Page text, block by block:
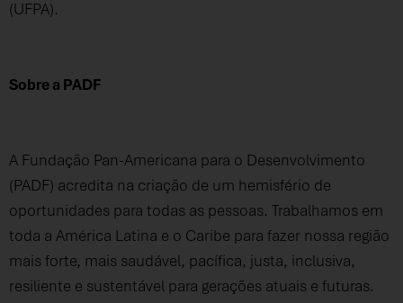
(UFPA).
Sobre a PADF
A Fundação Pan-Americana para o Desenvolvimento
(PADF) acredita na criação de um hemisfério de
oportunidades para todas as pessoas. Trabalhamos em
toda a América Latina e o Caribe para fazer nossa região
mais forte, mais saudável, pacífica, justa, inclusiva,
resiliente e sustentável para gerações atuais e futuras.